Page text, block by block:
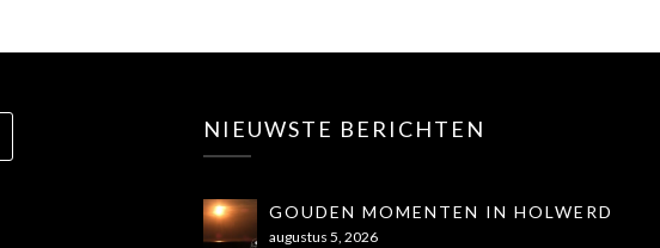
NIEUWSTE BERICHTEN
GOUDEN MOMENTEN IN HOLWERD
augustus 5, 2026